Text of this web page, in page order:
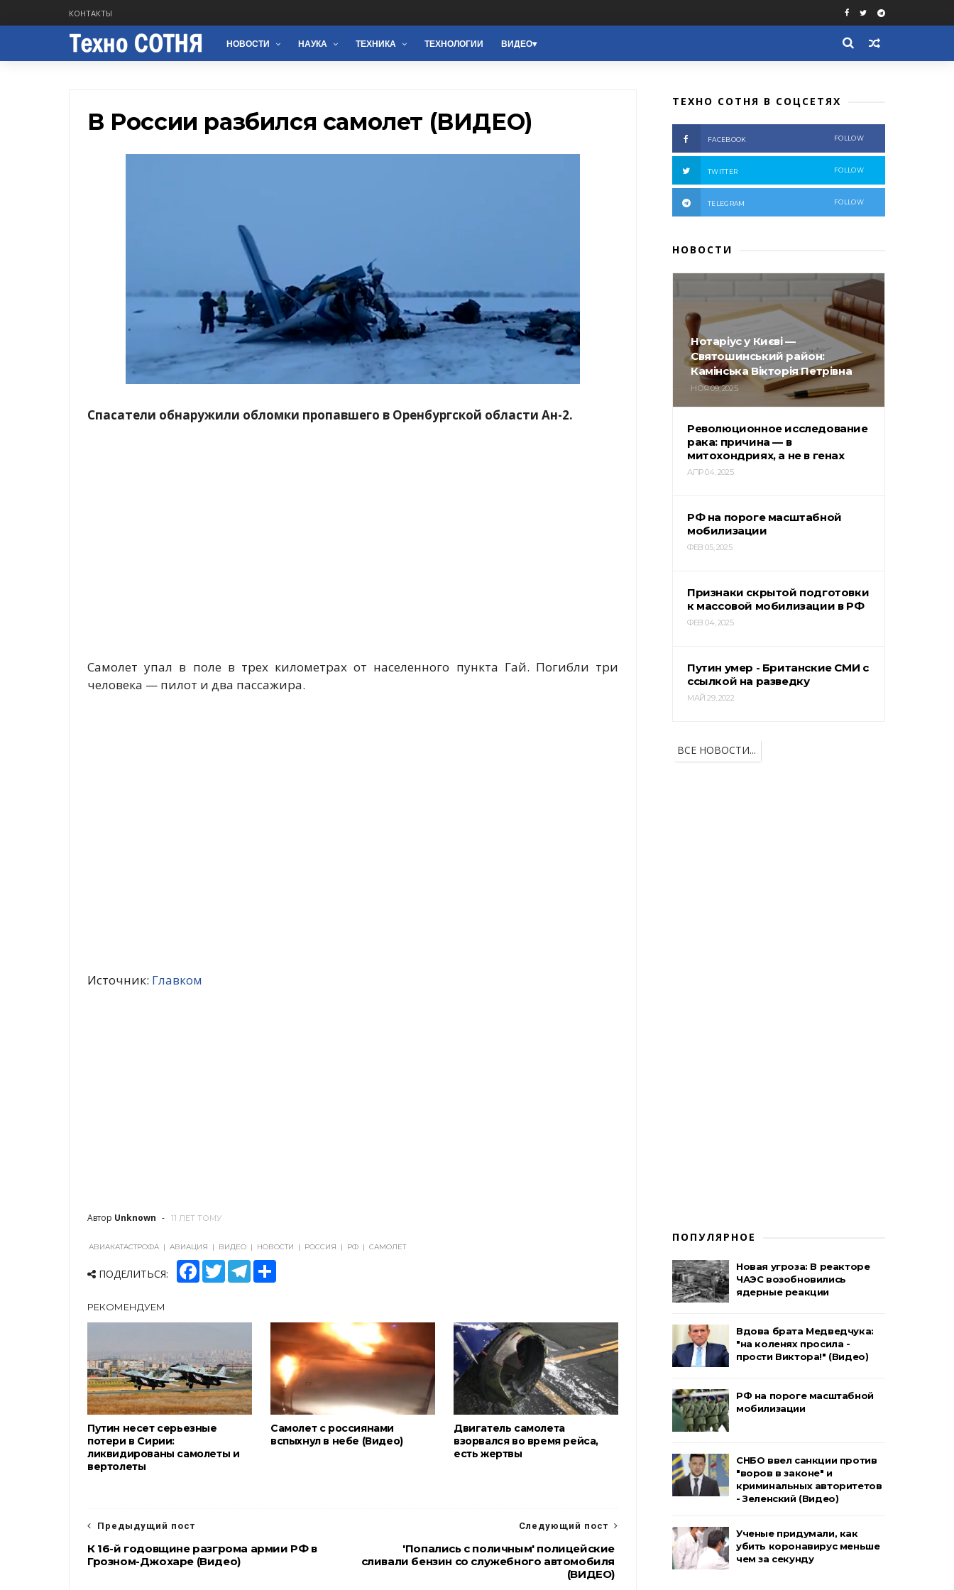
КОНТАКТЫ
НОВОСТИ НАУКА ТЕХНИКА ТЕХНОЛОГИИ ВИДЕО
В России разбился самолет (ВИДЕО)
Спасатели обнаружили обломки пропавшего в Оренбургской области Ан-2.
Самолет упал в поле в трех километрах от населенного пункта Гай. Погибли три
человека — пилот и два пассажира.
Источник: Главком
Автор Unknown 11 ЛЕТ ТОМУ
АВИАКАТАСТРОФА | АВИАЦИЯ | ВИДЕО | НОВОСТИ | РОССИЯ | РФ | САМОЛЕТ
ПОДЕЛИТЬСЯ:
F
o
T
w
e
T
r
РЕКОМЕНДУЕМ
Путин несет серьезные
потери в Сирии:
ликвидированы самолеты и
вертолеты
Самолет с россиянами
вспыхнул в небе (Видео)
Двигатель самолета
взорвался во время рейса,
есть жертвы
Следующий пост
'Попались с поличным' полицейские
сливали бензин со служебного автомобиля
(ВИДЕО)
Предыдущий пост
К 16-й годовщине разгрома армии РФ в
Грозном-Джохаре (Видео)
ТЕХНО СОТНЯ В СОЦСЕТЯХ
FACEBOOK FOLLOW
TWITTER FOLLOW
TELEGRAM FOLLOW
НОВОСТИ
Нотаріус у Києві —
Святошинський район:
Камінська Вікторія Петрівна
НОЯ 09, 2025
Революционное исследование
рака: причина — в
митохондриях, а не в генах
АПР 04, 2025
РФ на пороге масштабной
мобилизации
ФЕВ 05, 2025
Признаки скрытой подготовки
к массовой мобилизации в РФ
ФЕВ 04, 2025
Путин умер - Британские СМИ с
ссылкой на разведку
МАЙ 29, 2022
ВСЕ НОВОСТИ...
ПОПУЛЯРНОЕ
Новая угроза: В реакторе
ЧАЭС возобновились
ядерные реакции
Вдова брата Медведчука:
"на коленях просила -
прости Виктора!" (Видео)
РФ на пороге масштабной
мобилизации
СНБО ввел санкции против
"воров в законе" и
криминальных авторитетов
- Зеленский (Видео)
Ученые придумали, как
убить коронавирус меньше
чем за секунду